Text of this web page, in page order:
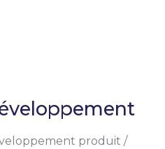
produit /